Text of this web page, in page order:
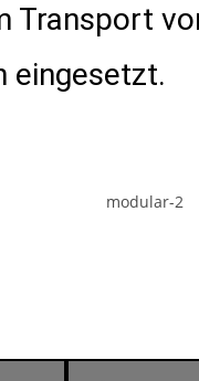
Transport
eingesetzt.